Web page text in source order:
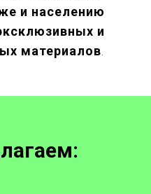
и населению
и
материалов